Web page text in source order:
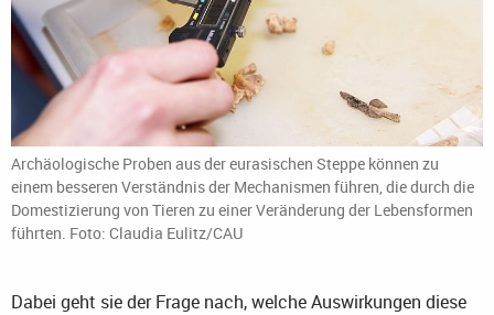
Archäologische Proben aus der eurasischen Steppe können zu
einem besseren Verständnis der Mechanismen führen, die durch die
Domestizierung von Tieren zu einer Veränderung der Lebensformen
führten. Foto: Claudia Eulitz/CAU
Dabei geht sie der Frage nach, welche Auswirkungen diese